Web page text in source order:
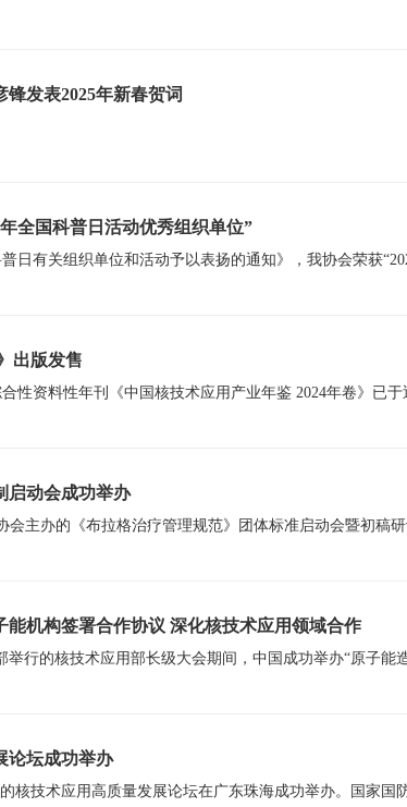
发表2025年新春贺词
全国科普日活动优秀组织单位”
出版发售
启动会成功举办
机构签署合作协议 深化核技术应用领域合作
论坛成功举办